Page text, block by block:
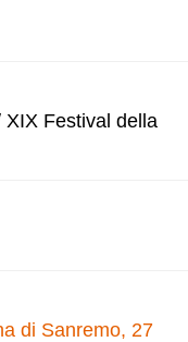
Festival della
di Sanremo, 27